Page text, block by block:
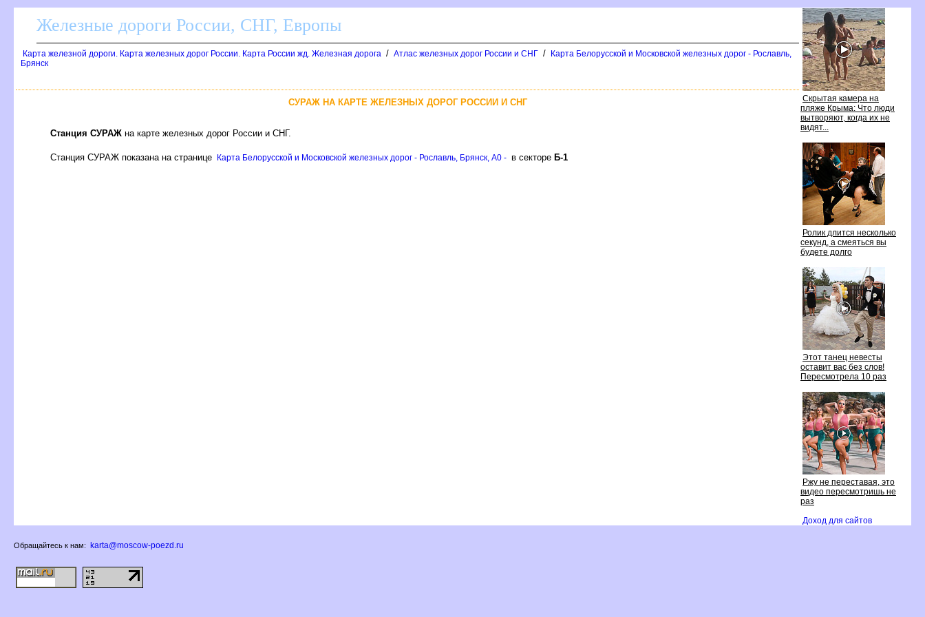
Скрытая камера на
пляже Крыма: Что люди
ытворяют, когда их не
идят...
Ролик длится несколько
секунд, а смеяться вы
удете долго
Этот танец невесты
оставит вас без слов!
Пересмотрела 10 раз
Ржу не переставая, это
идео пересмотришь не
раз
Доход для сайто
Железные дороги России, СНГ, Европы
Карта железной дороги. Карта железных дорог России. Карта России жд. Железная дорога / Атлас железных дорог России и СНГ /
Карта Белорусской и Московской железных дорог - Рославль,
Брянск
СУРАЖ НА КАРТЕ ЖЕЛЕЗНЫХ ДОРОГ РОССИИ И СНГ
Станция СУРАЖ на карте железных дорог России и СНГ.
Станция СУРАЖ показана на странице Карта Белорусской и Московской железных дорог - Рославль, Брянск, A0 - секторе Б-1
Обращайтесь к нам: karta@moscow-poezd.ru